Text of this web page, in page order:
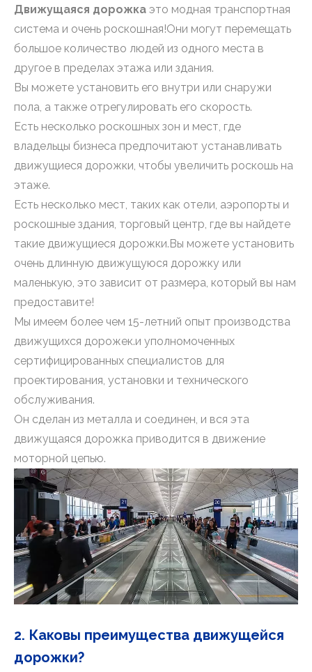
Движущаяся дорожка это модная транспортная
система и очень роскошная!Они могут перемещать
большое количество людей из одного места в
другое в пределах этажа или здания.
Вы можете установить его внутри или снаружи
пола, а также отрегулировать его скорость.
Есть несколько роскошных зон и мест, где
владельцы бизнеса предпочитают устанавливать
движущиеся дорожки, чтобы увеличить роскошь на
этаже.
Есть несколько мест, таких как отели, аэропорты и
роскошные здания, торговый центр, где вы найдете
такие движущиеся дорожки.Вы можете установить
очень длинную движущуюся дорожку или
маленькую, это зависит от размера, который вы нам
предоставите!
Мы имеем более чем 15-летний опыт производства
движущихся дорожек.и уполномоченных
сертифицированных специалистов для
проектирования, установки и технического
обслуживания.
Он сделан из металла и соединен, и вся эта
движущаяся дорожка приводится в движение
моторной цепью.
2. Каковы преимущества движущейся
дорожки?